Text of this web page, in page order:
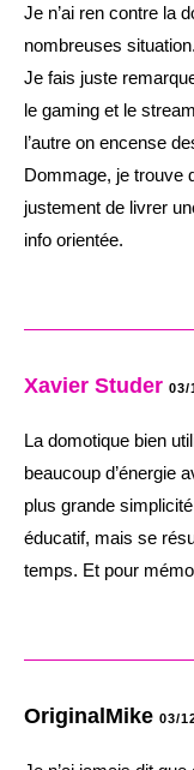
Je n’ai ren contre la
nombreuses situation.
Je fais juste
le gaming et le
l’autre on encense
Dommage, je trouve
justement de livrer
info orientée.
Xavier Studer 03/
La domotique bien
beaucoup d’énergie
plus grande
éducatif, mais se
temps. Et pour
OriginalMike 03/